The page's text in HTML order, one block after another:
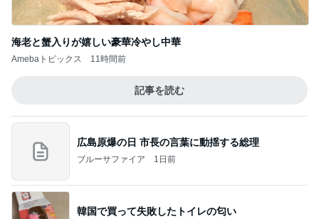
海老と蟹入りが嬉しい豪華冷やし中華
Amebaトピックス 11時間前
記事を読む
広島原爆の日 市長の言葉に動揺する総理
ブルーサファイア 1日前
韓国で買って失敗したトイレの匂い